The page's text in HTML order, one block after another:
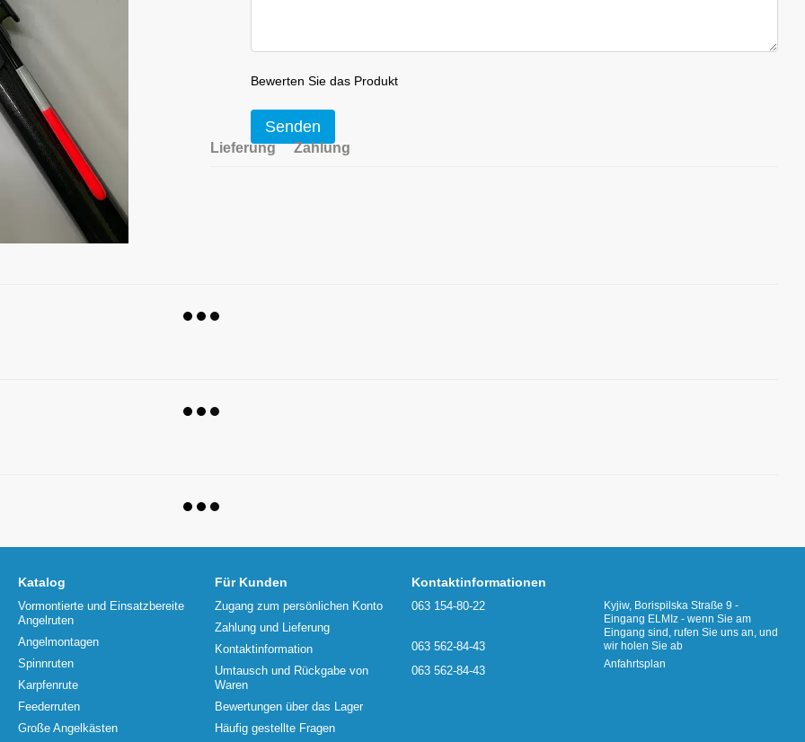
Bewerten Sie das Produkt
Senden
Lieferung Zahlung
Katalog
Vormontierte und Einsatzbereite
Angelruten
Angelmontagen
Spinnruten
Karpfenrute
Feederruten
Große Angelkästen
Für Kunden
Zugang zum persönlichen Konto
Zahlung und Lieferung
Kontaktinformation
Umtausch und Rückgabe von
Waren
Bewertungen über das Lager
Häufig gestellte Fragen
Kontaktinformationen
063 154-80-22
063 562-84-43
063 562-84-43
Kyjiw, Borispilska Straße 9 -
Eingang ELMIz - wenn Sie am
Eingang sind, rufen Sie uns an, und
wir holen Sie ab
Anfahrtsplan